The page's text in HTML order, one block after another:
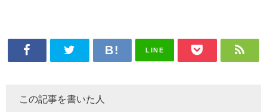
LINE
この記事を書いた人